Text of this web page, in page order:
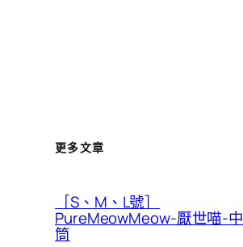
更多文章
［S、M、L號］
PureMeowMeow-厭世喵-中
筒